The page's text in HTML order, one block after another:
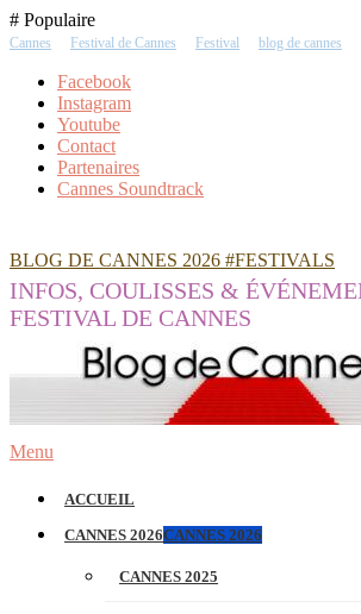
Skip
To
# Populaire
Cannes Festival de Cannes Festival blog de cannes
Facebook
Instagram
Youtube
Contact
Partenaires
Cannes Soundtrack
BLOG DE CANNES 2026 #FESTIVALS
INFOS, COULISSES &
FESTIVAL DE CANNES
Menu
ACCUEIL
CANNES 2026CANNES 2026
CANNES 2025